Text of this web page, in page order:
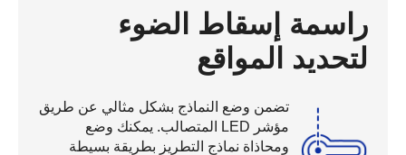
راسمة إسقاط الضوء
لتحديد المواقع
تضمن وضع النماذج بشكل مثالي عن طريق
مؤشر LED المتصالب. يمكنك وضع
ومحاذاة نماذج التطريز بطريقة بسيطة